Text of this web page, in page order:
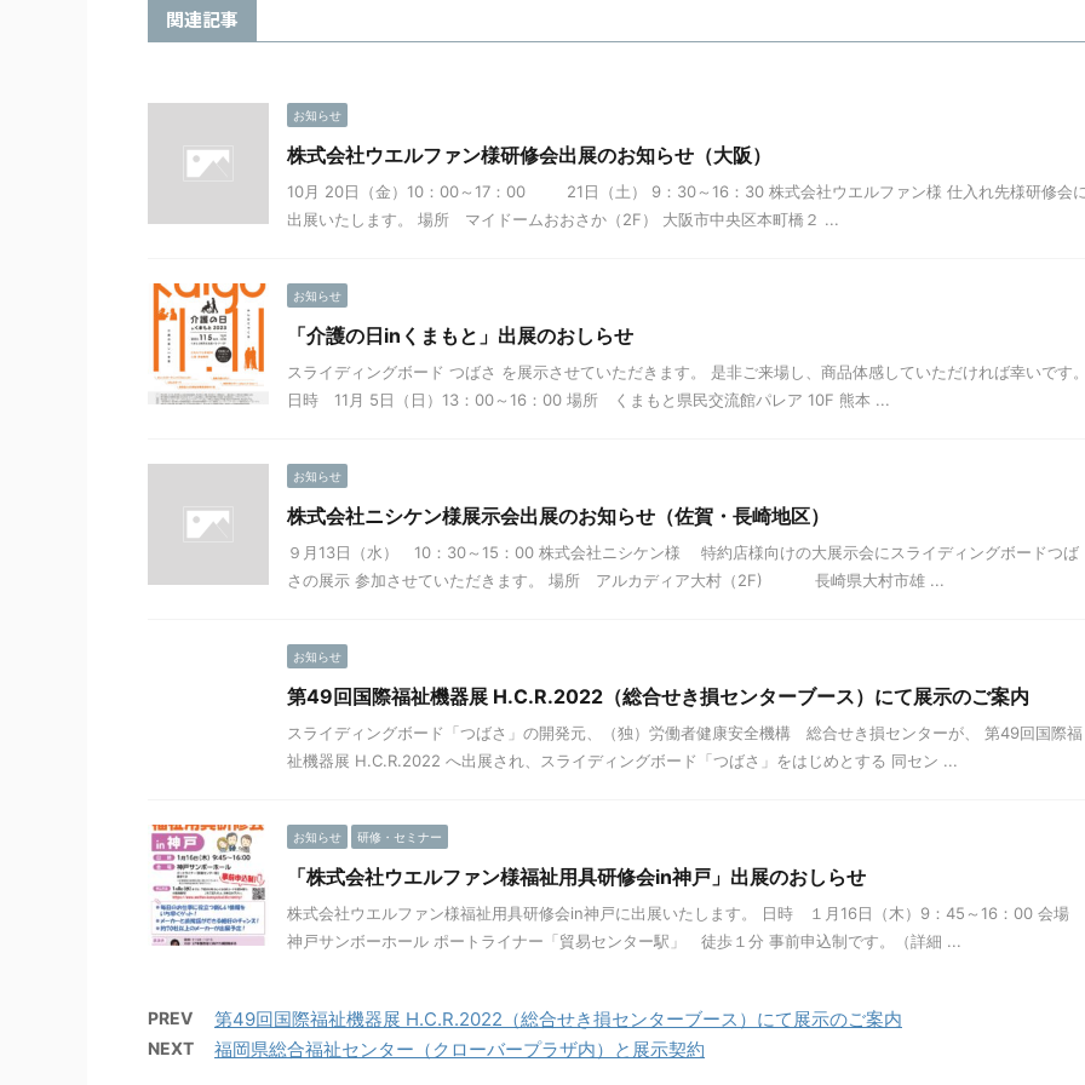
関連記事
お知らせ
株式会社ウエルファン様研修会出展のお知らせ（大阪）
10月 20日（金）10：00～17：00 21日（土） 9：30～16：30 株式会社ウエルファン様 仕入れ先様研修会
出展いたします。 場所 マイドームおおさか（2F） 大阪市中央区本町橋２ ...
お知らせ
「介護の日inくまもと」出展のおしらせ
スライディングボード つばさ を展示させていただきます。 是非ご来場し、商品体感していただければ幸いです
日時 11月 5日（日）13：00～16：00 場所 くまもと県民交流館パレア 10F 熊本 ...
お知らせ
株式会社ニシケン様展示会出展のお知らせ（佐賀・長崎地区）
９月13日（水） 10：30～15：00 株式会社ニシケン様 特約店様向けの大展示会にスライディングボードつば
さの展示 参加させていただきます。 場所 アルカディア大村（2F) 長崎県大村市雄 ...
お知らせ
第49回国際福祉機器展 H.C.R.2022（総合せき損センターブース）にて展示のご案内
スライディングボード「つばさ」の開発元、（独）労働者健康安全機構 総合せき損センターが、 第49回国際福
祉機器展 H.C.R.2022 へ出展され、スライディングボード「つばさ」をはじめとする 同セン ...
お知らせ 研修・セミナー
「株式会社ウエルファン様福祉用具研修会in神戸」出展のおしらせ
株式会社ウエルファン様福祉用具研修会in神戸に出展いたします。 日時 １月16日（木）9：45～16：00 会場
神戸サンボーホール ポートライナー「貿易センター駅」 徒歩１分 事前申込制です。（詳細 ...
PREV 第49回国際福祉機器展 H.C.R.2022（総合せき損センターブース）にて展示のご案内
NEXT 福岡県総合福祉センター（クローバープラザ内）と展示契約